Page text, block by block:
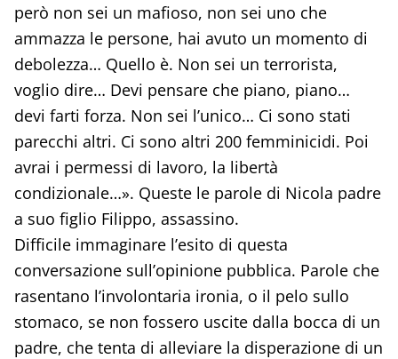
però non sei un mafioso, non sei uno che
ammazza le persone, hai avuto un momento di
debolezza… Quello è. Non sei un terrorista,
voglio dire… Devi pensare che piano, piano…
devi farti forza. Non sei l’unico… Ci sono stati
parecchi altri. Ci sono altri 200 femminicidi. Poi
avrai i permessi di lavoro, la libertà
condizionale…». Queste le parole di Nicola padre
a suo figlio Filippo, assassino.
Difficile immaginare l’esito di questa
conversazione sull’opinione pubblica. Parole che
rasentano l’involontaria ironia, o il pelo sullo
stomaco, se non fossero uscite dalla bocca di un
padre, che tenta di alleviare la disperazione di un